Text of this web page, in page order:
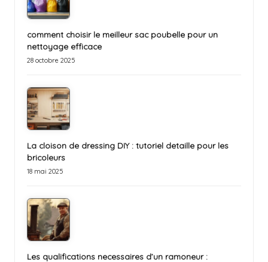
comment choisir le meilleur sac poubelle pour un
nettoyage efficace
28 octobre 2025
La cloison de dressing DIY : tutoriel detaille pour les
bricoleurs
18 mai 2025
Les qualifications necessaires d’un ramoneur :